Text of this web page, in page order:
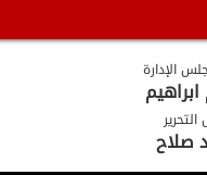
الإدارة
صلاح